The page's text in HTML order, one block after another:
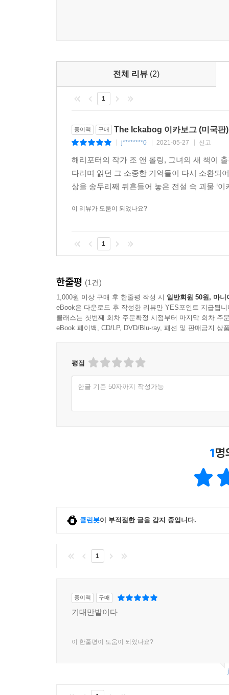
전체 리뷰 (2)
1
종이책 구매 The Ickabog 이카보그 (미국판)
j********0 2021-05-27 신고
해리포터의 작가 조 앤 롤링, 그녀의 새 책이
다리며 읽던 그 소중한 기억들이 다시 소환되
상을 송두리째 뒤흔들어 놓은 전설 속 괴물 ‘
이 리뷰가 도움이 되었나요?
1
한줄평 (1건)
1,000원 이상 구매 후 한줄평 작성 시 일반회원 50원, 마니
eBook은 다운로드 후 작성한 리뷰만 YES포인트 지급됩니
클래스는 첫번째 회차 주문확정 시점부터 마지막 회차 주
eBook 페이백, CD/LP, DVD/Blu-ray, 패션 및 판매금지 상
평점
한글 기준 50자까지 작성가능
1명
클린봇이 부적절한 글을 감지 중입니다.
1
종이책 구매
기대만발이다
이 한줄평이 도움이 되었나요?